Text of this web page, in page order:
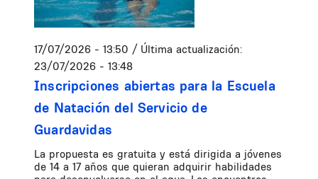
17/07/2026 - 13:50 / Última actualización:
23/07/2026 - 13:48
Inscripciones abiertas para la Escuela
de Natación del Servicio de
Guardavidas
La propuesta es gratuita y está dirigida a jóvenes
de 14 a 17 años que quieran adquirir habilidades